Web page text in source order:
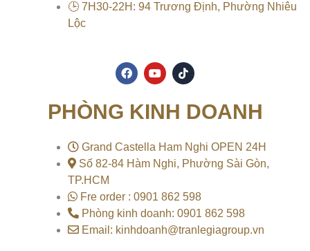
🕒 7H30-22H: 94 Trương Định, Phường Nhiêu
Lộc
F
a
o
k
Y
o
u
b
T
i
k
PHÒNG KINH DOANH
Grand Castella Ham Nghi OPEN 24H
Số 82-84 Hàm Nghi, Phường Sài Gòn,
TP.HCM
Fre order : 0901 862 598
Phòng kinh doanh: 0901 862 598
Email: kinhdoanh@tranlegiagroup.vn